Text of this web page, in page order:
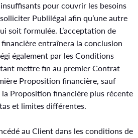
pour couvrir les besoins
Publilégal afin qu’une autre
soit formulée. L’acceptation de
entraînera la conclusion
également par les Conditions
mettre fin au premier Contrat
Proposition financière, sauf
Proposition financière plus récente
et limites différentes.
au Client dans les conditions de